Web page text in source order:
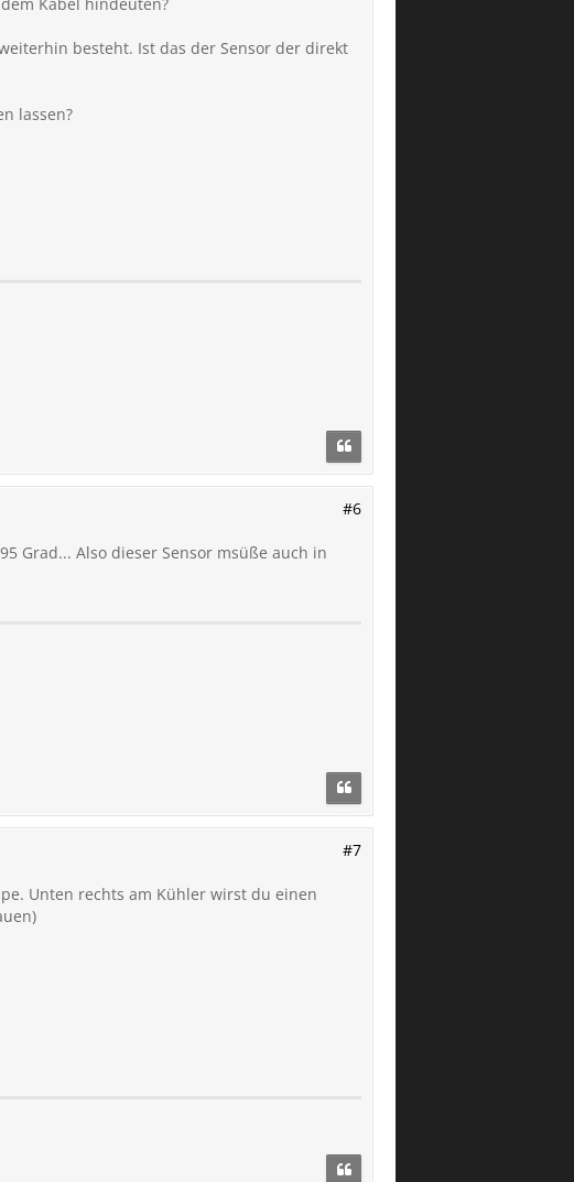
besteht. Ist das der Sensor der direkt
lassen?
#6
Grad... Also dieser Sensor msüße auch in
#7
Unten rechts am Kühler wirst du einen